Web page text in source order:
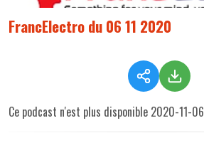
FrancElectro du 06 11 2020
Ce podcast n'est plus disponible 2020-11-